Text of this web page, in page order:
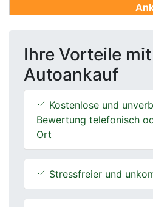
Ihre Vorteile
Autoankauf
Kostenlose und
Bewertung telefonisch
Ort
Stressfreier und